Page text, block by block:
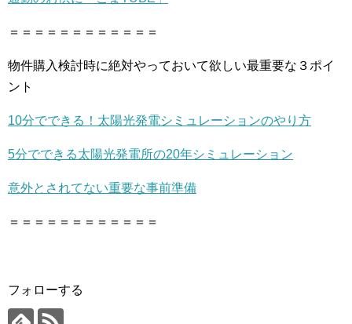
＝＝＝＝＝＝＝＝＝＝＝＝
物件購入検討時に絶対やっておいて欲しい最重要な３ポイ
ント
10分でできる！太陽光発電シミュレーションのやり方
5分でできる太陽光発電所の20年シミュレーション
意外とされてない重要な事前準備
＝＝＝＝＝＝＝＝＝＝＝＝
フォローする